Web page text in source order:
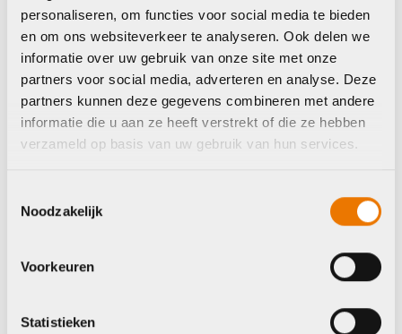
personaliseren, om functies voor social media te bieden
en om ons websiteverkeer te analyseren. Ook delen we
informatie over uw gebruik van onze site met onze
partners voor social media, adverteren en analyse. Deze
partners kunnen deze gegevens combineren met andere
informatie die u aan ze heeft verstrekt of die ze hebben
verzameld op basis van uw gebruik van hun services.
Noodzakelijk
Voorkeuren
Statistieken
Stuurtassen
Ortlieb Stuurtas
ultimate six classic
€80,00
Gazelle DOUBLE
PANNIER MIK
BLACK/GREEN
€149,95